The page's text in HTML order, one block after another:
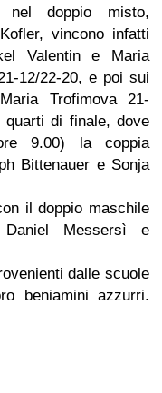
nel doppio misto,
vincono infatti
Valentin e Maria
12/22-20, e poi sui
Trofimova 21-
quarti di finale, dove
9.00) la coppia
Bittenauer e Sonja
il doppio maschile
Messersì e
dalle scuole
beniamini azzurri.